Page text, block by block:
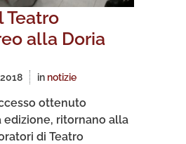
Teatro
alla Doria
in notizie
ottenuto
edizione, ritornano alla
di Teatro